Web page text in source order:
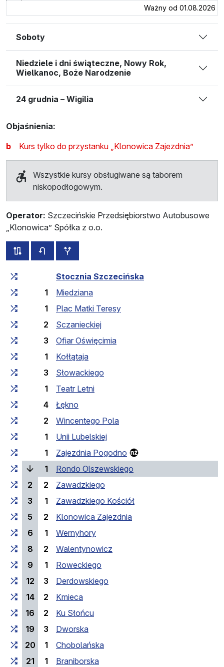
Ważny od 01.08.2026
Soboty
Niedziele i dni świąteczne, Nowy Rok,
Wielkanoc, Boże Narodzenie
24 grudnia – Wigilia
Objaśnienia:
b
Kurs tylko do przystanku „Klonowica Zajezdnia”
Wszystkie kursy obsługiwane są taborem
niskopodłogowym.
Operator: Szczecińskie Przedsiębiorstwo Autobusowe
„Klonowica” Spółka z o.o.
wszystkie trasy tej linii
rozkład jazdy dla przeciwnego kierunku
Czas przejazdu narastająco Czas przejazdu między
Stocznia Szczecińska
1
Miedziana
1
Plac Matki Teresy
2
Sczanieckiej
3
Ofiar Oświęcimia
1
Kołłątaja
3
Słowackiego
1
Teatr Letni
4
Łękno
2
Wincentego Pola
1
Unii Lubelskiej
1
Zajezdnia Pogodno
1
Rondo Olszewskiego
2
2
Zawadzkiego
3
1
Zawadzkiego Kościół
5
2
Klonowica Zajezdnia
6
1
Wernyhory
8
2
Walentynowicz
9
1
Roweckiego
12
3
Derdowskiego
14
2
Kmieca
16
2
Ku Słońcu
19
3
Dworska
20
1
Chobolańska
21
1
Braniborska